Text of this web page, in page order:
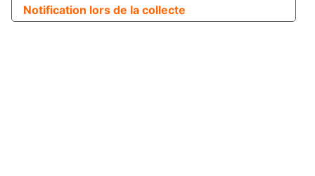
Notification lors de la collecte